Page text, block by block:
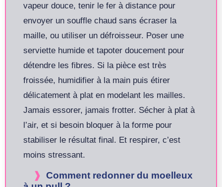
vapeur douce, tenir le fer à distance pour
envoyer un souffle chaud sans écraser la
maille, ou utiliser un défroisseur. Poser une
serviette humide et tapoter doucement pour
détendre les fibres. Si la pièce est très
froissée, humidifier à la main puis étirer
délicatement à plat en modelant les mailles.
Jamais essorer, jamais frotter. Sécher à plat à
l’air, et si besoin bloquer à la forme pour
stabiliser le résultat final. Et respirer, c’est
moins stressant.
Comment redonner du moelleux